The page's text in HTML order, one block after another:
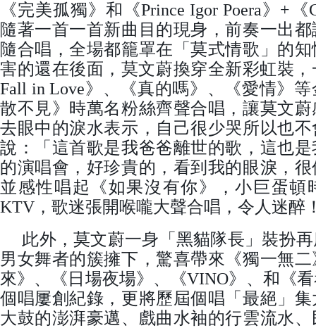
《完美孤獨》和《Prince Igor Poera》+《
隨著一首一首新曲目的現身，前奏一出
隨合唱，全場都籠罩在「莫式情歌」的
害的還在後面，莫文蔚換穿全新彩虹裝，
Fall in Love》、《真的嗎》、《愛情》
散不見》時萬名粉絲齊聲合唱，讓莫文
去眼中的淚水表示，自己很少哭所以也
說：「這首歌是我爸爸離世的歌，這也
的演唱會，好珍貴的，看到我的眼淚，
並感性唱起《如果沒有你》，小巨蛋頓
KTV，歌迷張開喉嚨大聲合唱，令人迷醉
此外，莫文蔚一身「黑貓隊長」裝扮再
男女舞者的簇擁下，驚喜帶來《獨一無
來》、《日場夜場》、《VINO》、和《
個唱屢創紀錄，更將歷屆個唱「最絕」
大鼓的澎湃豪邁、戲曲水袖的行雲流水